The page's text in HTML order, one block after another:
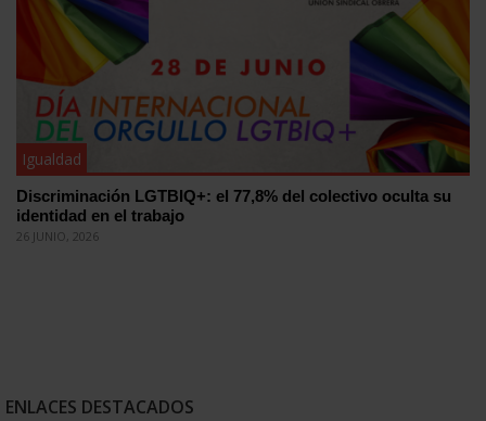
Igualdad
Discriminación LGTBIQ+: el 77,8% del colectivo oculta su
identidad en el trabajo
26 JUNIO, 2026
ENLACES DESTACADOS